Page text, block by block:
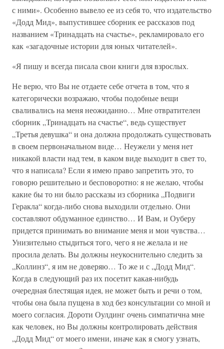
с ними». Особенно вывело ее из себя то, что издательство
«Додд Мид», выпустившее сборник ее рассказов под
названием «Тринадцать на счастье», рекламировало его
как «загадочные истории для юных читателей».
«Я пишу и всегда писала свои книги для взрослых.
Не верю, что Вы не отдаете себе отчета в том, что я
категорически возражаю, чтобы подобные вещи
сваливались на меня неожиданно… Мне отвратителен
сборник „Тринадцать на счастье“, ведь существует
„Третья девушка“ и она должна продолжать существовать
в своем первоначальном виде… Неужели у меня нет
никакой власти над тем, в каком виде выходит в свет то,
что я написала? Если я имею право запретить это, то
говорю решительно и бесповоротно: я не желаю, чтобы
какие бы то ни было рассказы из сборника „Подвиги
Геракла“ когда-либо снова выходили отдельно. Они
составляют обдуманное единство… И Вам, и Оуберу
придется принимать во внимание меня и мои чувства…
Унизительно стыдиться того, чего я не желала и не
просила делать. Вы должны неукоснительно следить за
„Коллинз“, я им не доверяю… То же и с „Додд Мид“.
Когда в следующий раз их посетит какая-нибудь
очередная блестящая идея, не может быть и речи о том,
чтобы она была пущена в ход без консультации со мной и
моего согласия. Дороти Оулдинг очень симпатична мне
как человек, но Вы должны контролировать действия
„Додд Мид“ от моего имени, иначе как я смогу узнать,